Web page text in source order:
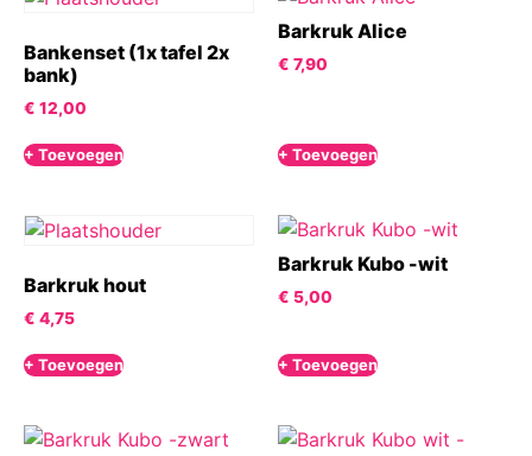
Bankenset (1x tafel 2x
bank)
€ 12,00
+ Toevoegen
Barkruk Alice
€ 7,90
+ Toevoegen
Barkruk hout
€ 4,75
+ Toevoegen
Barkruk Kubo -wit
€ 5,00
+ Toevoegen